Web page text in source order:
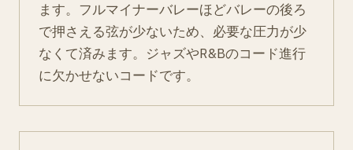
ます。フルマイナーバレーほどバレーの後ろ
で押さえる弦が少ないため、必要な圧力が少
なくて済みます。ジャズやR&Bのコード進行
に欠かせないコードです。